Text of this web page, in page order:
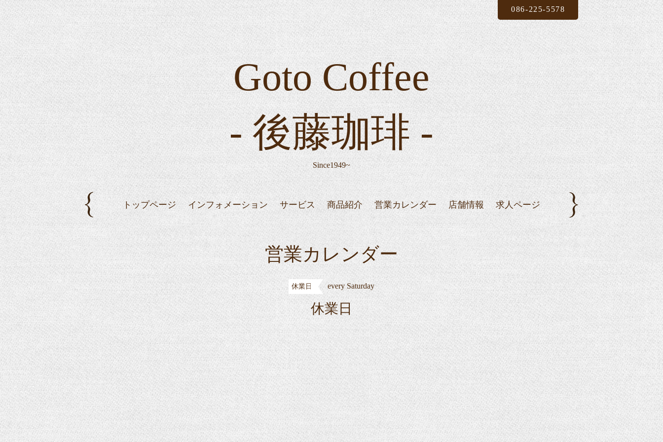
Goto Coffee
- 後藤珈琲 -
Since1949~
086-225-5578
トップページ インフォメーション サービス 商品紹介 営業カレンダー 店舗情報 求人ページ
営業カレンダー
休業日 every Saturday
休業日